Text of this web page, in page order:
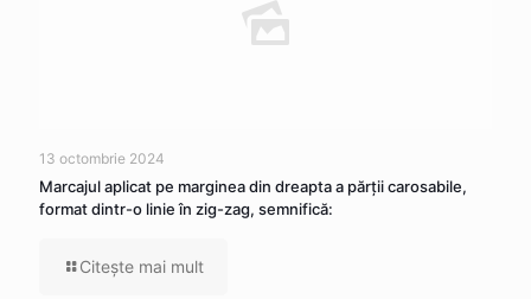
13 octombrie 2024
Marcajul aplicat pe marginea din dreapta a părţii carosabile,
format dintr-o linie în zig-zag, semnifică:
Citeşte mai mult